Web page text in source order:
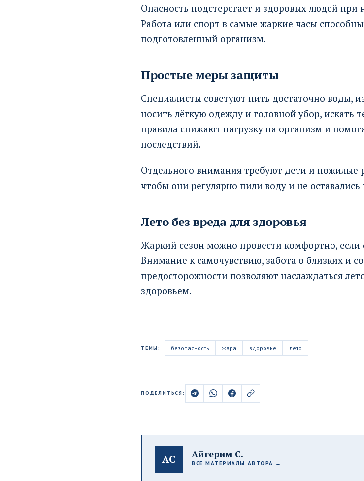
Опасность подстерегает и здоровых людей при
Работа или спорт в самые жаркие часы
подготовленный организм.
Простые меры защиты
Специалисты советуют пить достаточно воды,
носить лёгкую одежду и головной убор, искать
правила снижают нагрузку на организм и
последствий.
Отдельного внимания требуют дети и пожилые
чтобы они регулярно пили воду и не
Лето без вреда для здоровья
Жаркий сезон можно провести комфортно, если
Внимание к самочувствию, забота о близких и
предосторожности позволяют наслаждаться
здоровьем.
ТЕМЫ: безопасность жара здоровье лето
ПОДЕЛИТЬСЯ:
АС Айгерим С.
ВСЕ МАТЕРИАЛЫ АВТОРА →